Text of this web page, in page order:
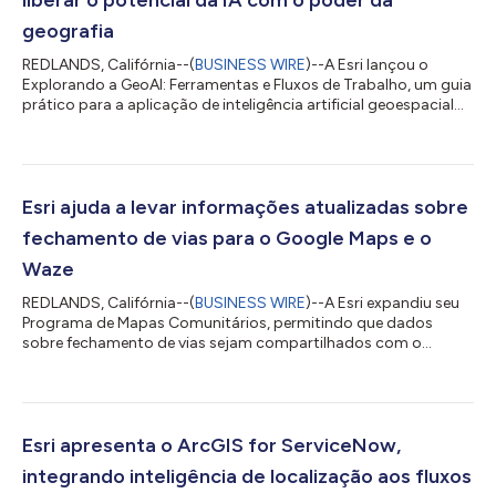
geografia
REDLANDS, Califórnia--(BUSINESS WIRE)--A Esri lançou o
Explorando a GeoAI: Ferramentas e Fluxos de Trabalho, um guia
prático para a aplicação de inteligência artificial geoespacial
conhecimento e as ferramentas necessários para integrar
mundo real. À medida que a GeoAI continua transformando o
modo como as organi...
Esri ajuda a levar informações atualizadas sobre
fechamento de vias para o Google Maps e o
Waze
REDLANDS, Califórnia--(BUSINESS WIRE)--A Esri expandiu seu
Programa de Mapas Comunitários, permitindo que dados
sobre fechamento de vias sejam compartilhados com o
uma forma de os usuários compartilharem facilmente
principais provedores de mapas, permitindo que eles atualizem
seus mapas com essas informações importantes. A solução...
Esri apresenta o ArcGIS for ServiceNow,
integrando inteligência de localização aos fluxos